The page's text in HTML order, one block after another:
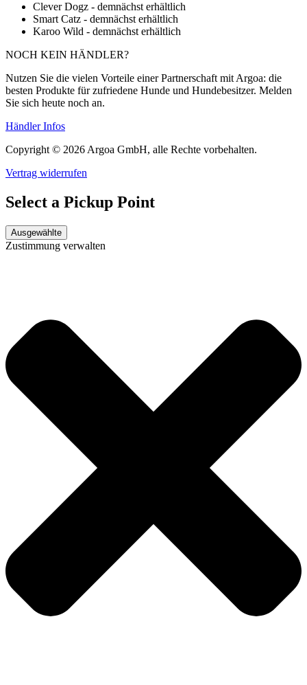
Clever Dogz - demnächst erhältlich
Smart Catz - demnächst erhältlich
Karoo Wild - demnächst erhältlich
NOCH KEIN HÄNDLER?
Nutzen Sie die vielen Vorteile einer Partnerschaft mit Argoa: die
besten Produkte für zufriedene Hunde und Hundebesitzer. Melden
Sie sich heute noch an.
Händler Infos
Copyright © 2026 Argoa GmbH, alle Rechte vorbehalten.
Vertrag widerrufen
Select a Pickup Point
Ausgewählte
Zustimmung verwalten